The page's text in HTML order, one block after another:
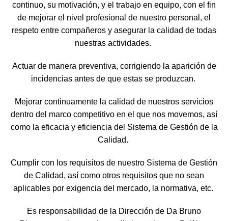
continuo, su motivación, y el trabajo en equipo, con el fin
de mejorar el nivel profesional de nuestro personal, el
respeto entre compañeros y asegurar la calidad de todas
nuestras actividades.
Actuar de manera preventiva, corrigiendo la aparición de
incidencias antes de que estas se produzcan.
Mejorar continuamente la calidad de nuestros servicios
dentro del marco competitivo en el que nos movemos, así
como la eficacia y eficiencia del Sistema de Gestión de la
Calidad.
Cumplir con los requisitos de nuestro Sistema de Gestión
de Calidad, así como otros requisitos que no sean
aplicables por exigencia del mercado, la normativa, etc.
Es responsabilidad de la Dirección de Da Bruno